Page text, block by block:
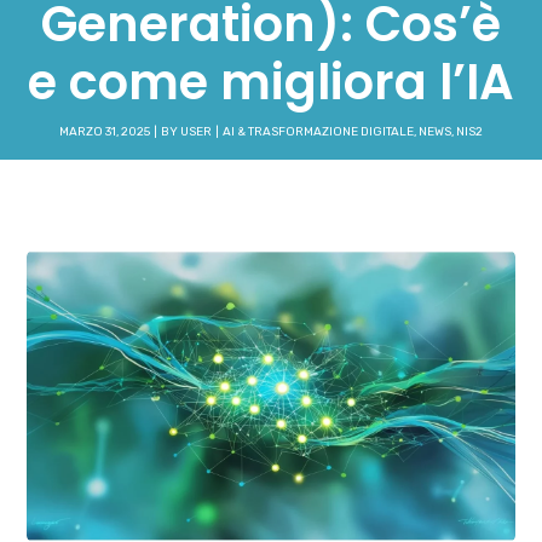
Generation): Cos’è
e come migliora l’IA
MARZO 31, 2025 BY USER AI & TRASFORMAZIONE DIGITALE, NEWS, NIS2